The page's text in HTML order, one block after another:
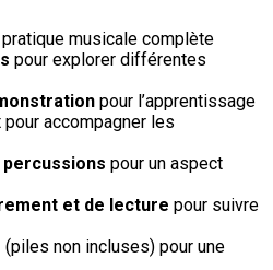
pratique musicale complète
pour explorer différentes
pour l’apprentissage
pour accompagner les
percussions pour un aspect
et de lecture pour suivre
(piles non incluses) pour une